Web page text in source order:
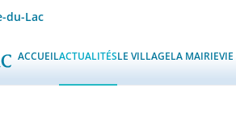
du-Lac
ACCUEILACTUALITÉSLE VILLAGELA MAIRIEVIE